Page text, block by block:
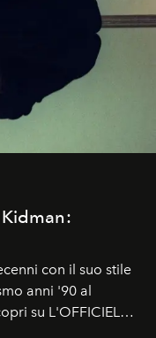
con il suo stile
anni '90 al
su L'OFFICIEL